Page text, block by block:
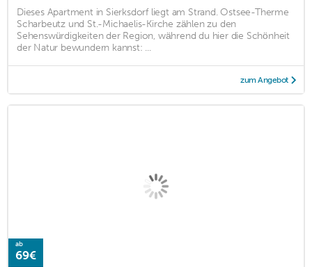
Dieses Apartment in Sierksdorf liegt am Strand. Ostsee-Therme
Scharbeutz und St.-Michaelis-Kirche zählen zu den
Sehenswürdigkeiten der Region, während du hier die Schönheit
der Natur bewundern kannst: ...
zum Angebot
ab
69€